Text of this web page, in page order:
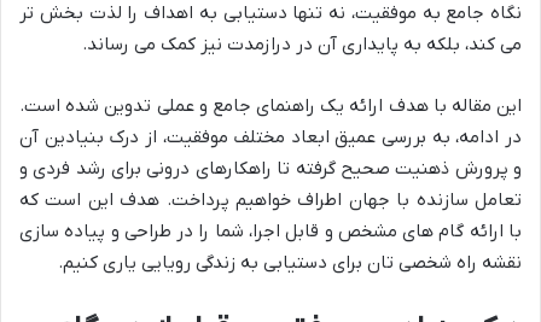
نگاه جامع به موفقیت، نه تنها دستیابی به اهداف را لذت بخش تر
می کند، بلکه به پایداری آن در درازمدت نیز کمک می رساند.
این مقاله با هدف ارائه یک راهنمای جامع و عملی تدوین شده است.
در ادامه، به بررسی عمیق ابعاد مختلف موفقیت، از درک بنیادین آن
و پرورش ذهنیت صحیح گرفته تا راهکارهای درونی برای رشد فردی و
تعامل سازنده با جهان اطراف خواهیم پرداخت. هدف این است که
با ارائه گام های مشخص و قابل اجرا، شما را در طراحی و پیاده سازی
نقشه راه شخصی تان برای دستیابی به زندگی رویایی یاری کنیم.